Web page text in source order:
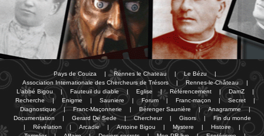
Pays de Couiza | Rennes le Chateau | Le Bézu
|
Association Internationale des Chercheurs de Trésors
| Rennes-le-Château
|
L'abbé Bigou
| Fauteuil du diable | Eglise | Référencement | DamZ
|
Recherche
| Enigme | Sauniere | Forum | Franc-maçon | Secret
|
Diagnostique
| Franc-Maçonnerie | Bérenger Saunière | Anagramme
|
Documentation
| Gerard De Sede | Chercheur | Gisors |
Fin du monde
|
Révélation | Arcadie | Antoine Bigou | Mystere | Histoire
|